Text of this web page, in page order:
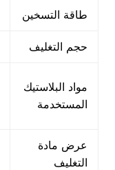
طاقة التسخين
حجم التغليف
مواد البلاستيك
المستخدمة
عرض مادة
التغليف